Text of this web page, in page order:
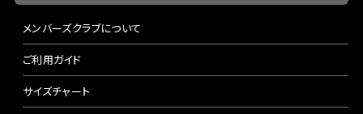
メンバーズクラブについて
ご利用ガイド
サイズチャート